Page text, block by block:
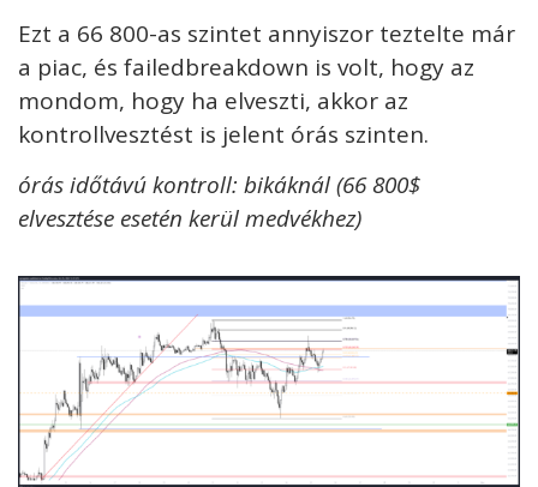
Ezt a 66 800-as szintet annyiszor teztelte már
a piac, és failedbreakdown is volt, hogy az
mondom, hogy ha elveszti, akkor az
kontrollvesztést is jelent órás szinten.
órás időtávú kontroll: bikáknál (66 800$
elvesztése esetén kerül medvékhez)